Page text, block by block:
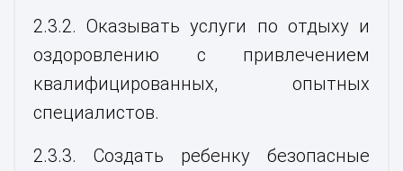
2.3.2. Оказывать услуги по отдыху и
оздоровлению с привлечением
квалифицированных, опытных
специалистов.
2.3.3. Создать ребенку безопасные